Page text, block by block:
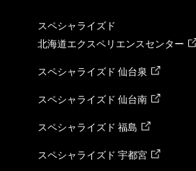
スペシャライズド
北海道エクスペリエンスセンター
スペシャライズド 仙台泉
スペシャライズド 仙台南
スペシャライズド 福島
スペシャライズド 宇都宮